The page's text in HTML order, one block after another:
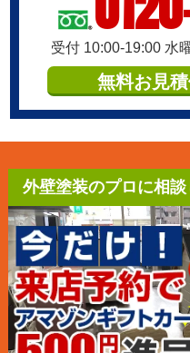
受付 10:00-19:00 水
無料お見
外壁塗装のプロに相